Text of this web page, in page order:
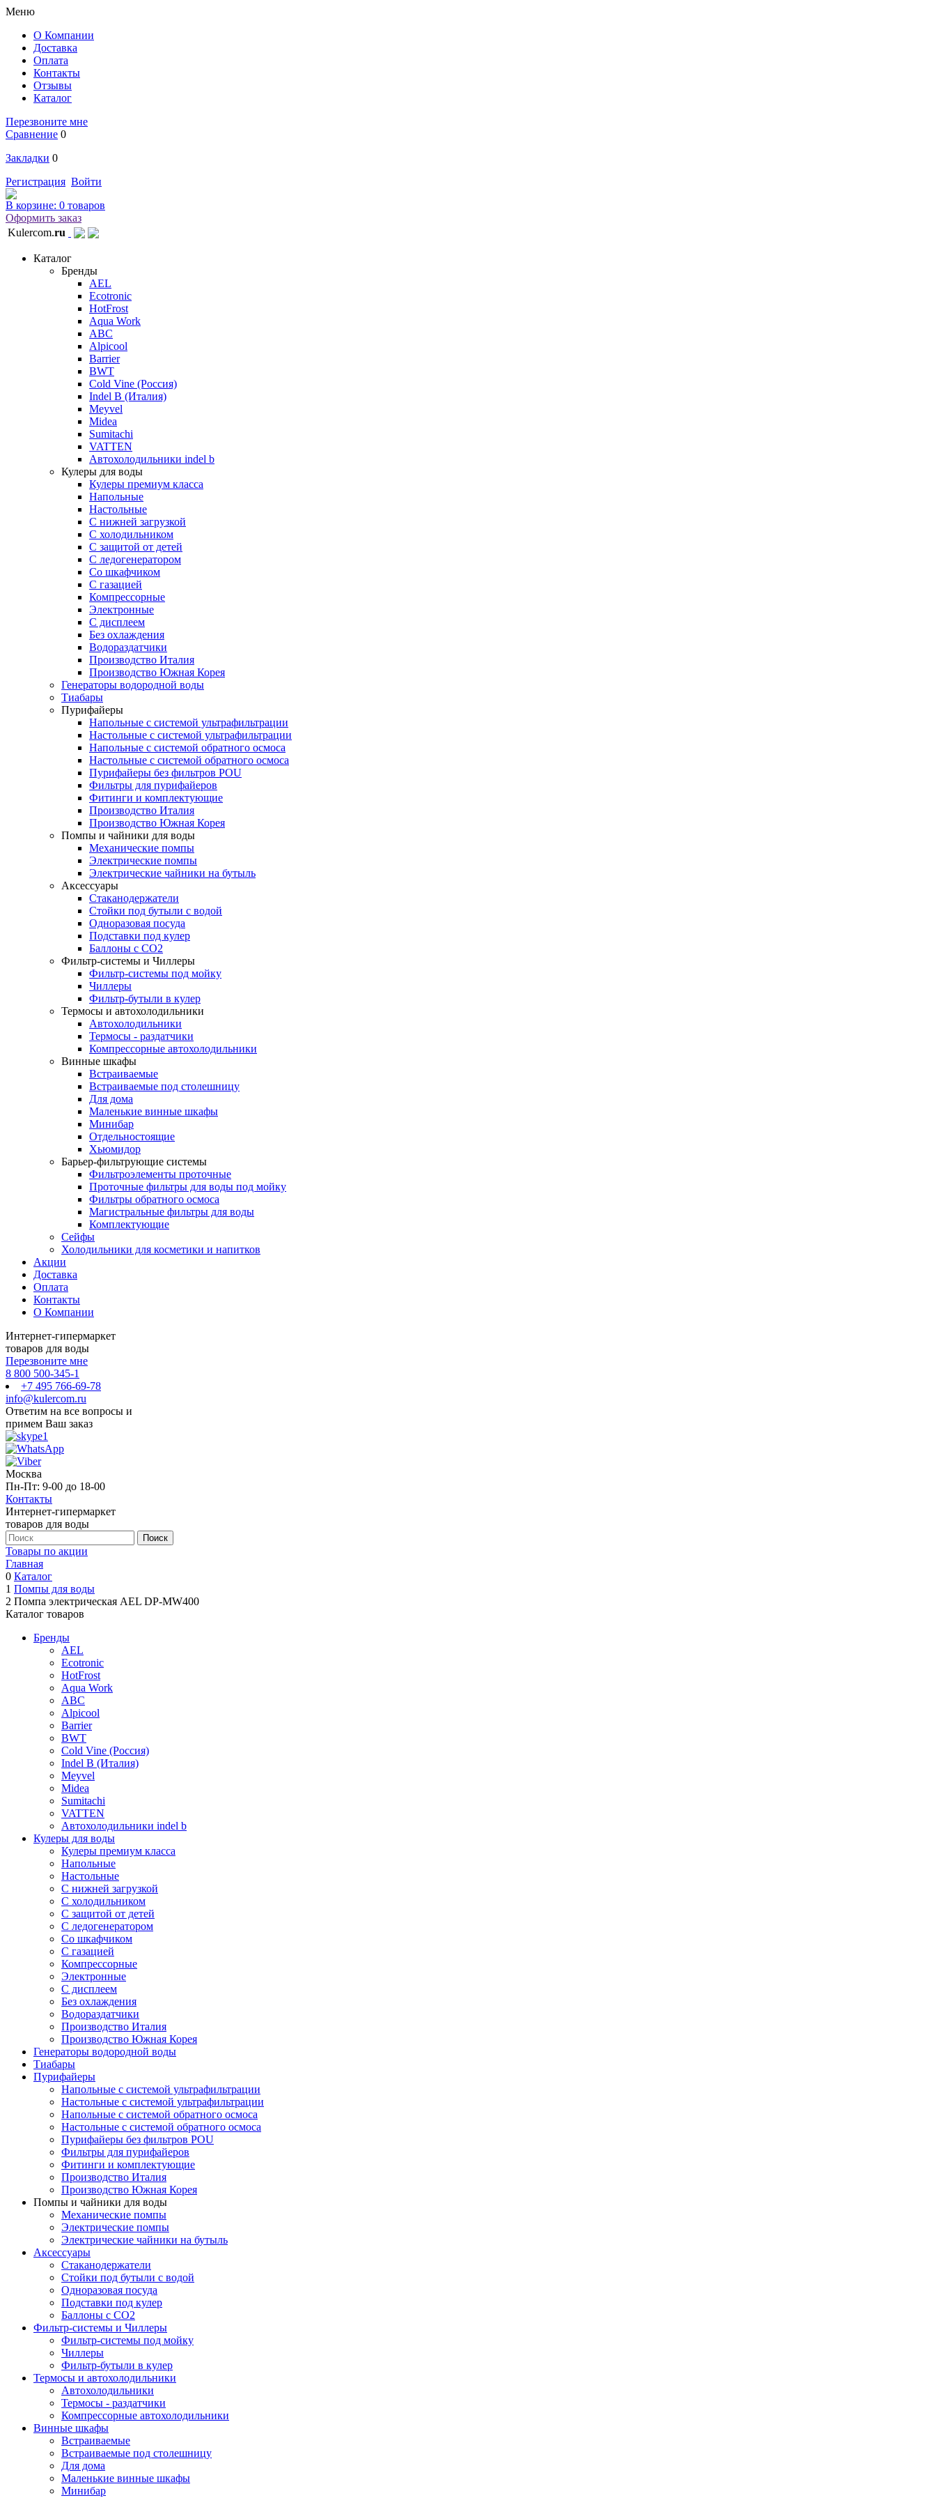
Меню
О Компании
Доставка
Оплата
Контакты
Отзывы
Каталог
Перезвоните мне
Сравнение 0
Закладки 0
Регистрация Войти
В корзине: 0 товаров
Оформить заказ
Kulercom.ru
Каталог
Бренды
AEL
Ecotronic
HotFrost
Aqua Work
ABC
Alpicool
Barrier
BWT
Cold Vine (Россия)
Indel B (Италия)
Meyvel
Midea
Sumitachi
VATTEN
Автохолодильники indel b
Кулеры для воды
Кулеры премиум класса
Напольные
Настольные
С нижней загрузкой
С холодильником
С защитой от детей
С ледогенератором
Со шкафчиком
С газацией
Компрессорные
Электронные
С дисплеем
Без охлаждения
Водораздатчики
Производство Италия
Производство Южная Корея
Генераторы водородной воды
Тиабары
Пурифайеры
Напольные с системой ультрафильтрации
Настольные с системой ультрафильтрации
Напольные с системой обратного осмоса
Настольные с системой обратного осмоса
Пурифайеры без фильтров POU
Фильтры для пурифайеров
Фитинги и комплектующие
Производство Италия
Производство Южная Корея
Помпы и чайники для воды
Механические помпы
Электрические помпы
Электрические чайники на бутыль
Аксессуары
Стаканодержатели
Стойки под бутыли с водой
Одноразовая посуда
Подставки под кулер
Баллоны с СО2
Фильтр-системы и Чиллеры
Фильтр-системы под мойку
Чиллеры
Фильтр-бутыли в кулер
Термосы и автохолодильники
Автохолодильники
Термосы - раздатчики
Компрессорные автохолодильники
Винные шкафы
Встраиваемые
Встраиваемые под столешницу
Для дома
Маленькие винные шкафы
Минибар
Отдельностоящие
Хьюмидор
Барьер-фильтрующие системы
Фильтроэлементы проточные
Проточные фильтры для воды под мойку
Фильтры обратного осмоса
Магистральные фильтры для воды
Комплектующие
Сейфы
Холодильники для косметики и напитков
Акции
Доставка
Оплата
Контакты
О Компании
Интернет-гипермаркет
товаров для воды
Перезвоните мне
8 800 500-345-1
+7 495 766-69-78
info@kulercom.ru
Ответим на все вопросы и
примем Ваш заказ
Москва
Пн-Пт: 9-00 до 18-00
Контакты
Интернет-гипермаркет
товаров для воды
Товары по акции
Главная
0 Каталог
1 Помпы для воды
2 Помпа электрическая AEL DP-MW400
Каталог товаров
Бренды
AEL
Ecotronic
HotFrost
Aqua Work
ABC
Alpicool
Barrier
BWT
Cold Vine (Россия)
Indel B (Италия)
Meyvel
Midea
Sumitachi
VATTEN
Автохолодильники indel b
Кулеры для воды
Кулеры премиум класса
Напольные
Настольные
С нижней загрузкой
С холодильником
С защитой от детей
С ледогенератором
Со шкафчиком
С газацией
Компрессорные
Электронные
С дисплеем
Без охлаждения
Водораздатчики
Производство Италия
Производство Южная Корея
Генераторы водородной воды
Тиабары
Пурифайеры
Напольные с системой ультрафильтрации
Настольные с системой ультрафильтрации
Напольные с системой обратного осмоса
Настольные с системой обратного осмоса
Пурифайеры без фильтров POU
Фильтры для пурифайеров
Фитинги и комплектующие
Производство Италия
Производство Южная Корея
Помпы и чайники для воды
Механические помпы
Электрические помпы
Электрические чайники на бутыль
Аксессуары
Стаканодержатели
Стойки под бутыли с водой
Одноразовая посуда
Подставки под кулер
Баллоны с СО2
Фильтр-системы и Чиллеры
Фильтр-системы под мойку
Чиллеры
Фильтр-бутыли в кулер
Термосы и автохолодильники
Автохолодильники
Термосы - раздатчики
Компрессорные автохолодильники
Винные шкафы
Встраиваемые
Встраиваемые под столешницу
Для дома
Маленькие винные шкафы
Минибар